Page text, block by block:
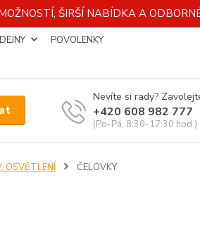
ŠIRŠÍ NABÍDKA A
POVOLENKY
Nevíte si rady?
+420 608 982 777
(Po-Pá, 8:30-17:30 hod.)
OSVĚTLENÍ ČELOVKY